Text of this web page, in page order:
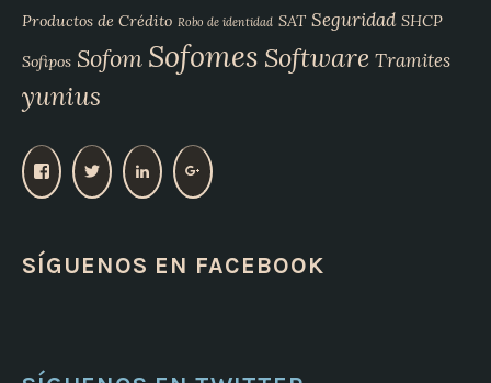
Productos de Crédito Robo de identidad SAT Seguridad SHCP
Sofipos Sofom Sofomes Software Tramites
yunius
V
p
e
e
V
e
V
e
V
SÍGUENOS EN FACEBOOK